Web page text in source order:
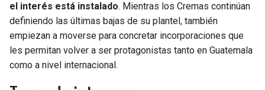
el interés está instalado. Mientras los Cremas continúan
definiendo las últimas bajas de su plantel, también
empiezan a moverse para concretar incorporaciones que
les permitan volver a ser protagonistas tanto en Guatemala
como a nivel internacional.